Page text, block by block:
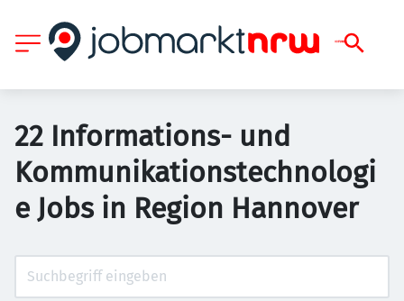
22 Informations- und
Kommunikationstechnologi
e Jobs in Region Hannover